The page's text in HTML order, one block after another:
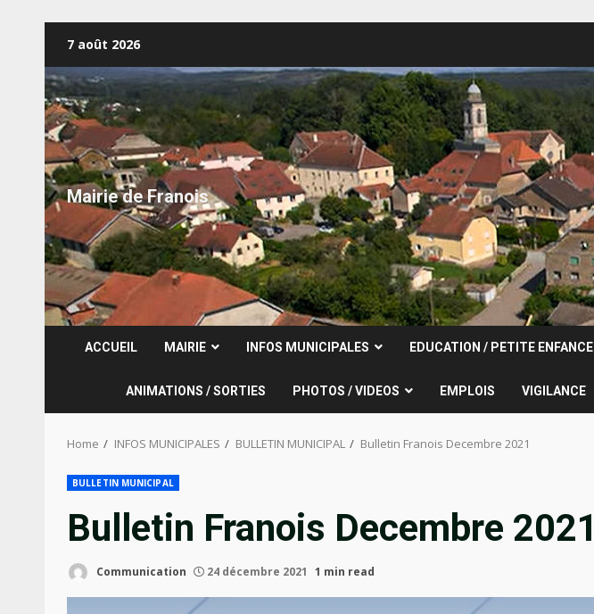
content
7 août 2026
Mairie de Franois
ACCUEIL MAIRIE INFOS MUNICIPALES EDUCATION / PETITE ENFANCE
ANIMATIONS / SORTIES PHOTOS / VIDEOS EMPLOIS VIGILANCE
Home INFOS MUNICIPALES BULLETIN MUNICIPAL Bulletin Franois Decembre 2021
BULLETIN MUNICIPAL
Bulletin Franois Decembre 2021
Communication 24 décembre 2021 1 min read